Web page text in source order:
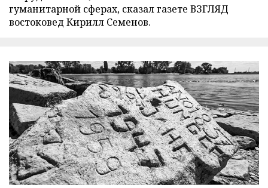
гуманитарной сферах, сказал газете ВЗГЛЯД
востоковед Кирилл Семенов.